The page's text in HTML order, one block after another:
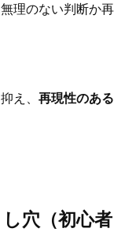
理のない判断か再
え、 再現性のある
穴（初心者